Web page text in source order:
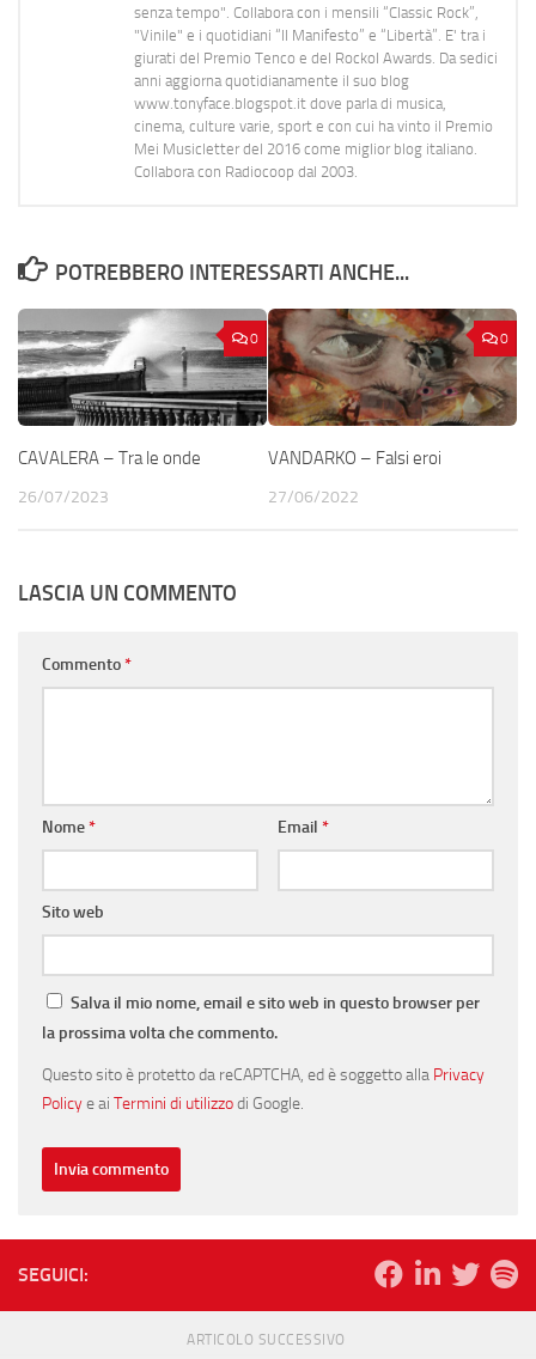
senza tempo". Collabora con i mensili “Classic Rock”,
"Vinile" e i quotidiani “Il Manifesto” e “Libertà”. E' tra i
giurati del Premio Tenco e del Rockol Awards. Da sedici
anni aggiorna quotidianamente il suo blog
www.tonyface.blogspot.it dove parla di musica,
cinema, culture varie, sport e con cui ha vinto il Premio
Mei Musicletter del 2016 come miglior blog italiano.
Collabora con Radiocoop dal 2003.
POTREBBERO INTERESSARTI ANCHE...
0
CAVALERA – Tra le onde
26/07/2023
0
VANDARKO – Falsi eroi
27/06/2022
LASCIA UN COMMENTO
Commento*
Nome* Email *
Sito web
Salva il mio nome, email e sito web in questo browser per
la prossima volta che commento.
Questo sito è protetto da reCAPTCHA, ed è soggetto alla Privacy
Policye ai Termini di utilizzodi Google.
SEGUICI:
ARTICOLO SUCCESSIVO